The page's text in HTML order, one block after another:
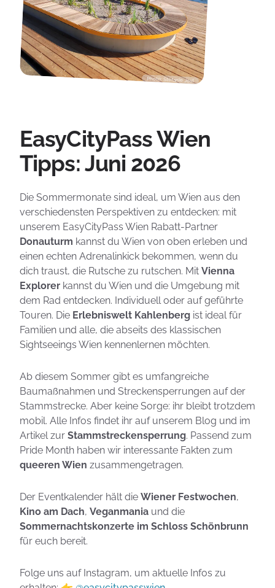
Photo: Stefanie Jost
EasyCityPass Wien
Tipps: Juni 2026
Die Sommermonate sind ideal, um Wien aus den
verschiedensten Perspektiven zu entdecken: mit
unserem EasyCityPass Wien Rabatt-Partner
Donauturm kannst du Wien von oben erleben und
einen echten Adrenalinkick bekommen, wenn du
dich traust, die Rutsche zu rutschen. Mit Vienna
Explorer kannst du Wien und die Umgebung mit
dem Rad entdecken. Individuell oder auf geführte
Touren. Die Erlebniswelt Kahlenberg ist ideal für
Familien und alle, die abseits des klassischen
Sightseeings Wien kennenlernen möchten.
Ab diesem Sommer gibt es umfangreiche
Baumaßnahmen und Streckensperrungen auf der
Stammstrecke. Aber keine Sorge: ihr bleibt trotzdem
mobil. Alle Infos findet ihr auf unserem Blog und im
Artikel zur Stammstreckensperrung. Passend zum
Pride Month haben wir interessante Fakten zum
queeren Wien zusammengetragen.
Der Eventkalender hält die Wiener Festwochen,
Kino am Dach, Veganmania und die
Sommernachtskonzerte im Schloss Schönbrunn
für euch bereit.
Folge uns auf Instagram, um aktuelle Infos zu